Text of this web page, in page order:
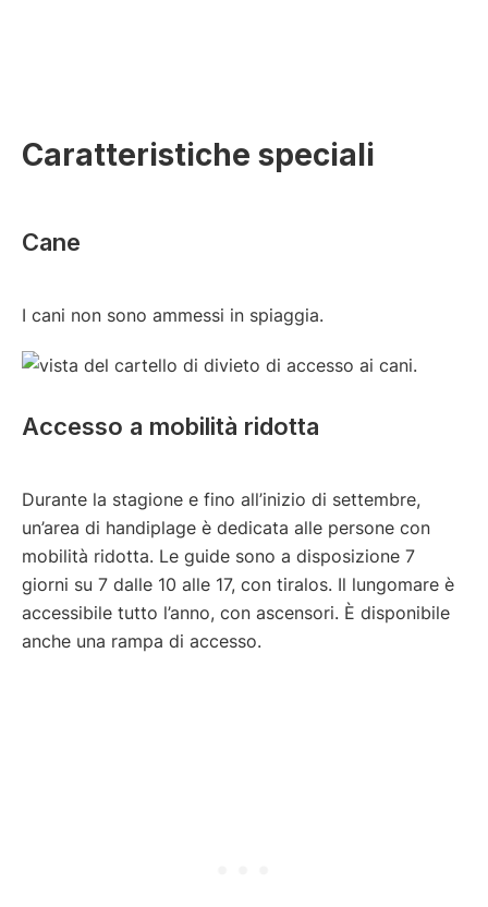
Caratteristiche speciali
Cane
I cani non sono ammessi in spiaggia.
Accesso a mobilità ridotta
Durante la stagione e fino all’inizio di settembre,
un’area di handiplage è dedicata alle persone con
mobilità ridotta. Le guide sono a disposizione 7
giorni su 7 dalle 10 alle 17, con tiralos. Il lungomare è
accessibile tutto l’anno, con ascensori. È disponibile
anche una rampa di accesso.